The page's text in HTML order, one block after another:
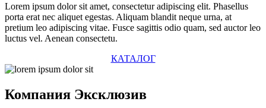
Lorem ipsum dolor sit amet, consectetur adipiscing elit. Phasellus
porta erat nec aliquet egestas. Aliquam blandit neque urna, at
pretium leo adipiscing vitae. Fusce sagittis odio quam, sed auctor leo
luctus vel. Aenean consectetu.
КАТАЛОГ
Компания Эксклюзив